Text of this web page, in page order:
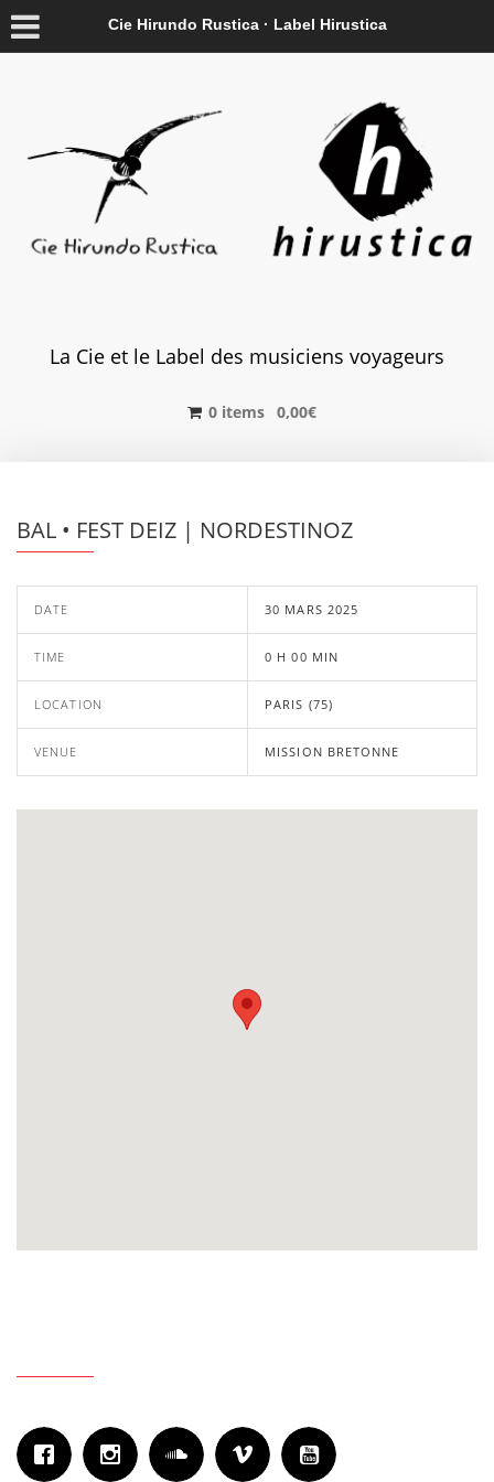
Cie Hirundo Rustica · Label Hirustica
La Cie et le Label des musiciens voyageurs
0 items 0,00€
BAL • FEST DEIZ | NORDESTINOZ
DATE 30 MARS 2025
TIME 0 H 00 MIN
LOCATION PARIS (75)
VENUE MISSION BRETONNE